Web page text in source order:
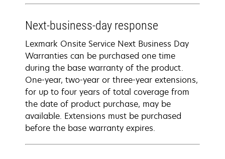
Next-business-day response
Lexmark Onsite Service Next Business Day
Warranties can be purchased one time
during the base warranty of the product.
One-year, two-year or three-year extensions,
for up to four years of total coverage from
the date of product purchase, may be
available. Extensions must be purchased
before the base warranty expires.